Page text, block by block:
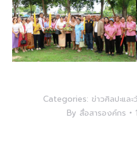
Categories: ข่าวศิลปะแล
By สื่อสารองค์กร